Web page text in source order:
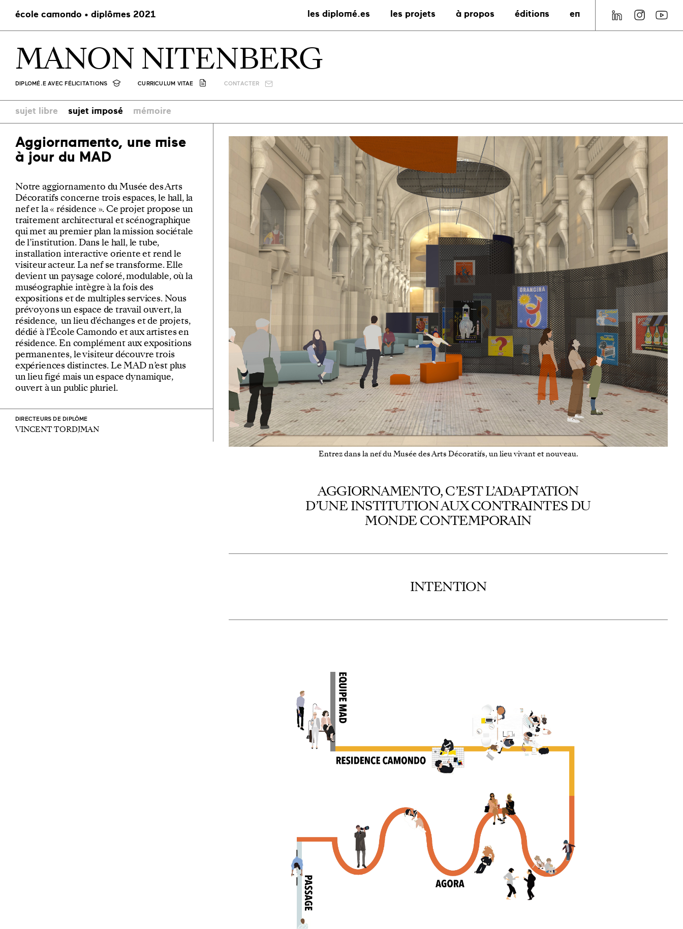
école camondo • diplômes 2021 les diplomé.es les projets à propos éditions en
MANON NITENBERG
DIPLOMÉ.E AVEC FÉLICITATIONS CURRICULUM VITAE CONTACTER
sujet libre sujet imposé mémoire
Aggiornamento, une mise
à jour du MAD
Notre aggiornamento du Musée des Arts
Décoratifs concerne trois espaces, le hall, la
nef et la « résidence ». Ce projet propose un
traitement architectural et scénographique
qui met au premier plan la mission sociétale
de l’institution. Dans le hall, le tube,
installation interactive oriente et rend le
visiteur acteur. La nef se transforme. Elle
devient un paysage coloré, modulable, où la
muséographie intègre à la fois des
expositions et de multiples services. Nous
prévoyons un espace de travail ouvert, la
résidence, un lieu d’échanges et de projets,
dédié à l’École Camondo et aux artistes en
résidence. En complément aux expositions
permanentes, le visiteur découvre trois
expériences distinctes. Le MAD n’est plus
un lieu figé mais un espace dynamique,
ouvert à un public pluriel.
DIRECTEURS DE DIPLÔME
VINCENT TORDJMAN
Entrez dans la nef du Musée des Arts Décoratifs, un lieu vivant et nouveau.
AGGIORNAMENTO, C’EST L’ADAPTATION
D’UNE INSTITUTION AUX CONTRAINTES DU
MONDE CONTEMPORAIN
INTENTION